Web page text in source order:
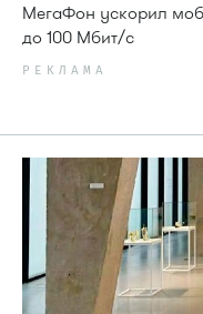
МегаФон ускорил
до 100 Мбит/с
РЕКЛАМА